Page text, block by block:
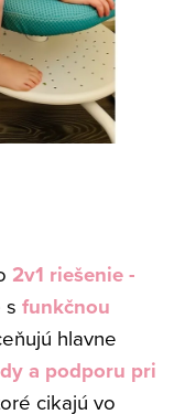
2v1 riešenie -
s funkčnou
hlavne
a podporu pri
cikajú vo